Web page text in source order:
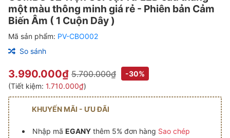
một màu thông minh giá rẻ - Phiên bản Cảm
Biến Âm ( 1 Cuộn Dây )
Mã sản phẩm: PV-CBO002
So sánh
3.990.000₫ 5.700.000₫
-30%
(Tiết kiệm: 1.710.000₫)
KHUYẾN MÃI - ƯU ĐÃI
Nhập mã EGANYthêm 5% đơn hàng Sao chép